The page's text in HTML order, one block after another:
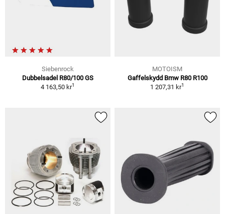
Siebenrock
Dubbelsadel R80/100 GS
4 163,50 kr1
MOTOISM
Gaffelskydd Bmw R80 R100
1 207,31 kr1